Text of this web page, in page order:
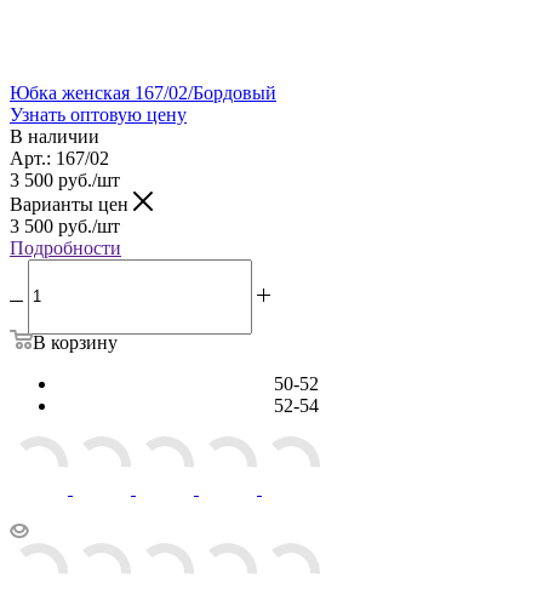
Юбка женская 167/02/Бордовый
Узнать оптовую цену
В наличии
Арт.: 167/02
3 500 руб./шт
Варианты цен
3 500 руб./шт
Подробности
В корзину
50-52
52-54